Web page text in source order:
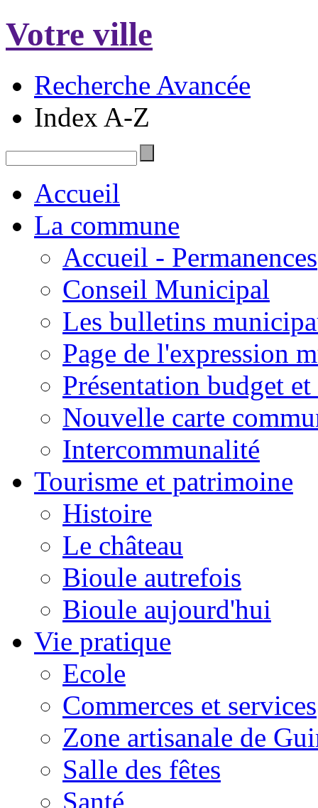
Votre ville
Recherche Avancée
Index A-Z
Accueil
La commune
Accueil - Permanences
Conseil Municipal
Les bulletins
Page de l'expression
Présentation budget
Nouvelle carte
Intercommunalité
Tourisme et patrimoine
Histoire
Le château
Bioule autrefois
Bioule aujourd'hui
Vie pratique
Ecole
Commerces et services
Zone artisanale de
Salle des fêtes
Santé